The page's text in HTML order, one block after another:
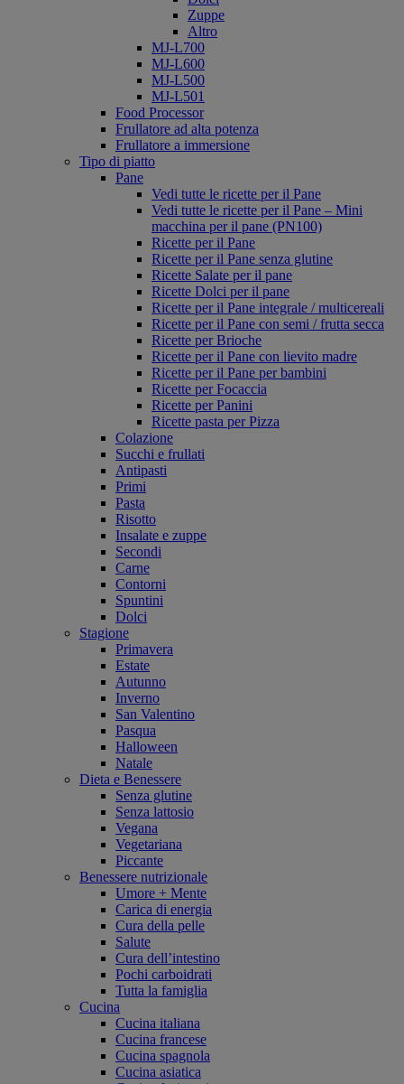
Zuppe
Altro
MJ-L700
MJ-L600
MJ-L500
MJ-L501
Food Processor
Frullatore ad alta potenza
Frullatore a immersione
Tipo di piatto
Pane
Vedi tutte le ricette per il Pane
Vedi tutte le ricette per il Pane – Mini
macchina per il pane (PN100)
Ricette per il Pane
Ricette per il Pane senza glutine
Ricette Salate per il pane
Ricette Dolci per il pane
Ricette per il Pane integrale / multicereali
Ricette per il Pane con semi / frutta secca
Ricette per Brioche
Ricette per il Pane con lievito madre
Ricette per il Pane per bambini
Ricette per Focaccia
Ricette per Panini
Ricette pasta per Pizza
Colazione
Succhi e frullati
Antipasti
Primi
Pasta
Risotto
Insalate e zuppe
Secondi
Carne
Contorni
Spuntini
Dolci
Stagione
Primavera
Estate
Autunno
Inverno
San Valentino
Pasqua
Halloween
Natale
Dieta e Benessere
Senza glutine
Senza lattosio
Vegana
Vegetariana
Piccante
Benessere nutrizionale
Umore + Mente
Carica di energia
Cura della pelle
Salute
Cura dell’intestino
Pochi carboidrati
Tutta la famiglia
Cucina
Cucina italiana
Cucina francese
Cucina spagnola
Cucina asiatica